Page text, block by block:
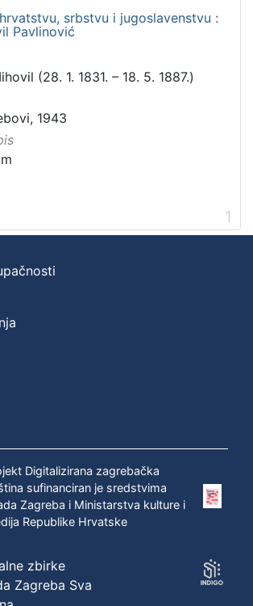
srbstvu i jugoslavenstvu :
Pavlinović
(28. 1. 1831. – 18. 5. 1887.)
1943
1
Digitalizirana zagrebačka
sufinanciran je sredstvima
Zagreba i Ministarstva kulture i
Republike Hrvatske
zbirke
Zagreba Sva